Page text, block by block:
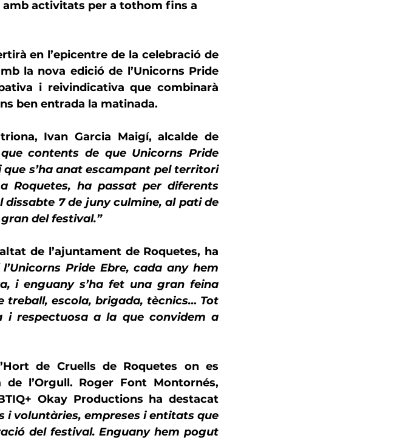
activitats per a tothom fins a
en l’epicentre de la celebració de
la nova edició de l’Unicorns Pride
i reivindicativa que combinarà
ben entrada la matinada.
Ivan Garcia Maigí, alcalde de
contents de que Unicorns Pride
que s’ha anat escampant pel territori
Roquetes, ha passat per diferents
dissabte 7 de juny culmine, al pati de
del festival.”
de l’ajuntament de Roquetes, ha
Pride Ebre, cada any hem
i enguany s’ha fet una gran feina
treball, escola, brigada, tècnics… Tot
respectuosa a la que convidem a
de Cruells de Roquetes on es
l’Orgull. Roger Font Montornés,
Okay Productions
i voluntàries, empreses i entitats que
del festival. Enguany hem pogut